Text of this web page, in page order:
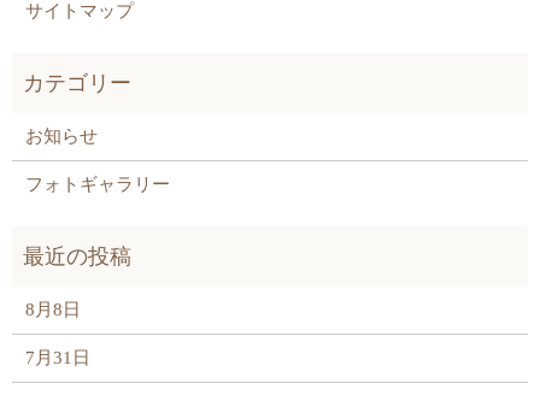
サイトマップ
お知らせ
フォトギャラリー
8月8日
7月31日